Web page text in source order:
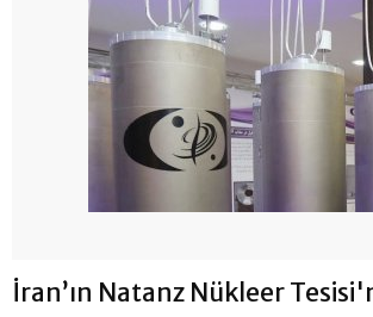
İran’ın Natanz Nükleer